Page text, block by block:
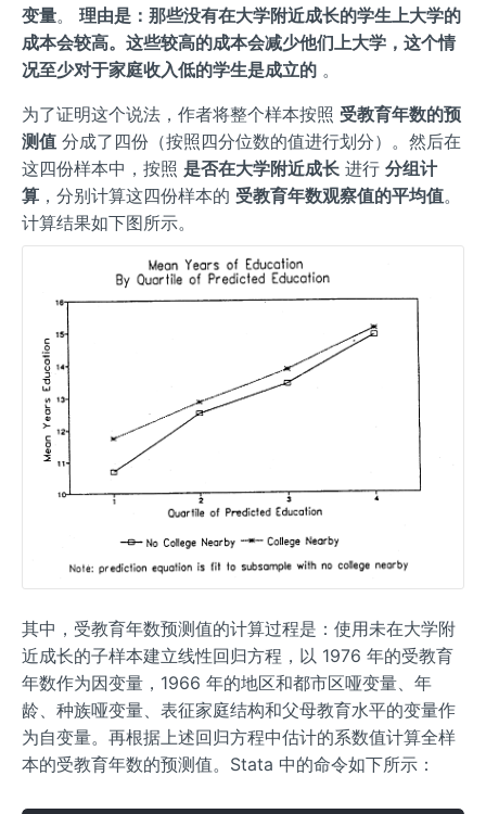
变量。 理由是：那些没有在大学附近成长的学生上大学的
成本会较高。这些较高的成本会减少他们上大学，这个情
况至少对于家庭收入低的学生是成立的 。
为了证明这个说法，作者将整个样本按照 受教育年数的预
测值 分成了四份（按照四分位数的值进行划分）。然后在
这四份样本中，按照 是否在大学附近成长 进行 分组计
算 ，分别计算这四份样本的 受教育年数观察值的平均值。
计算结果如下图所示。
其中，受教育年数预测值的计算过程是：使用未在大学附
近成长的子样本建立线性回归方程，以 1976 年的受教育
年数作为因变量，1966 年的地区和都市区哑变量、年
龄、种族哑变量、表征家庭结构和父母教育水平的变量作
为自变量。再根据上述回归方程中估计的系数值计算全样
本的受教育年数的预测值。Stata 中的命令如下所示：